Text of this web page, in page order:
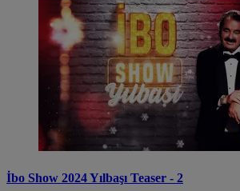
İbo Show 2024 Yılbaşı Teaser - 2